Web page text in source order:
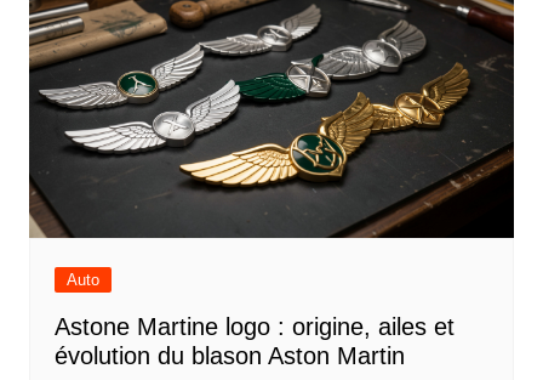
Auto
Astone Martine logo : origine, ailes et
évolution du blason Aston Martin